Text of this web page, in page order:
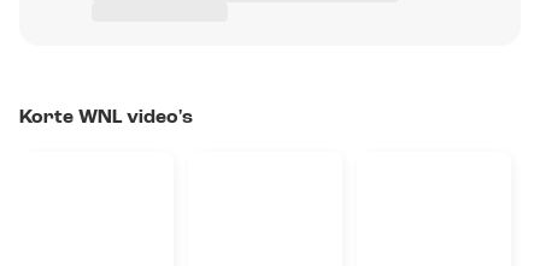
Korte WNL video's